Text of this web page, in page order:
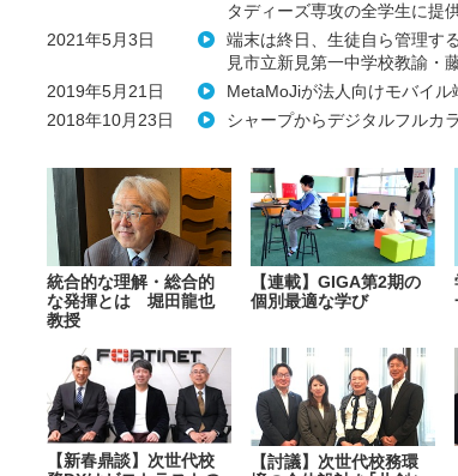
タディーズ専攻の全学生に
2021年5月3日
端末は終日、生徒自ら管理す
見市立新見第一中学校教諭・
2019年5月21日
MetaMoJiが法人向けモバイ
2018年10月23日
シャープからデジタルフルカ
統合的な理解・総合的
な発揮とは 堀田龍也
教授
【連載】GIGA第2期の
個別最適な学び
【新春鼎談】次世代校
【討議】次世代校務環